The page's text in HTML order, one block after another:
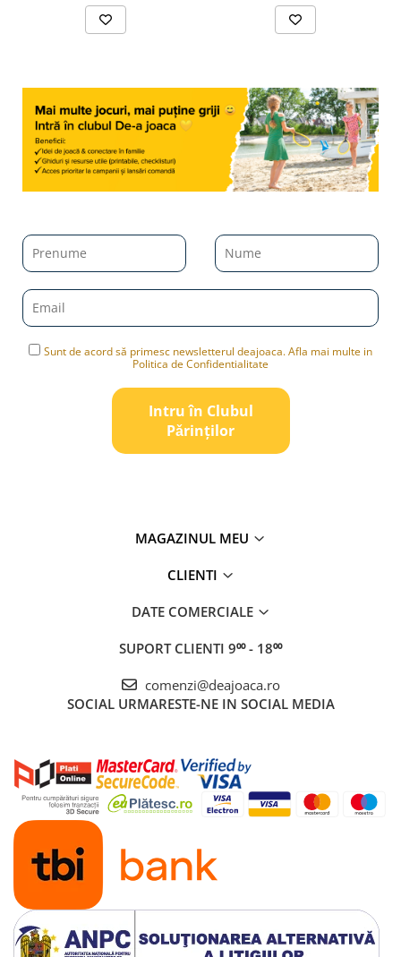
Sunt de acord să primesc newsletterul deajoaca. Afla mai multe in
Politica de Confidentialitate
Intru în Clubul
Pǎrinților
MAGAZINUL MEU
CLIENTI
DATE COMERCIALE
SUPORT CLIENTI 9⁰⁰ - 18⁰⁰
comenzi@deajoaca.ro
SOCIAL URMARESTE-NE IN SOCIAL MEDIA